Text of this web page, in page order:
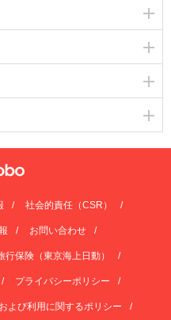
社会的責任（CSR）
お問い合わせ
行保険（東京海上日動）
プライバシーポリシー
よび利用に関するポリシー